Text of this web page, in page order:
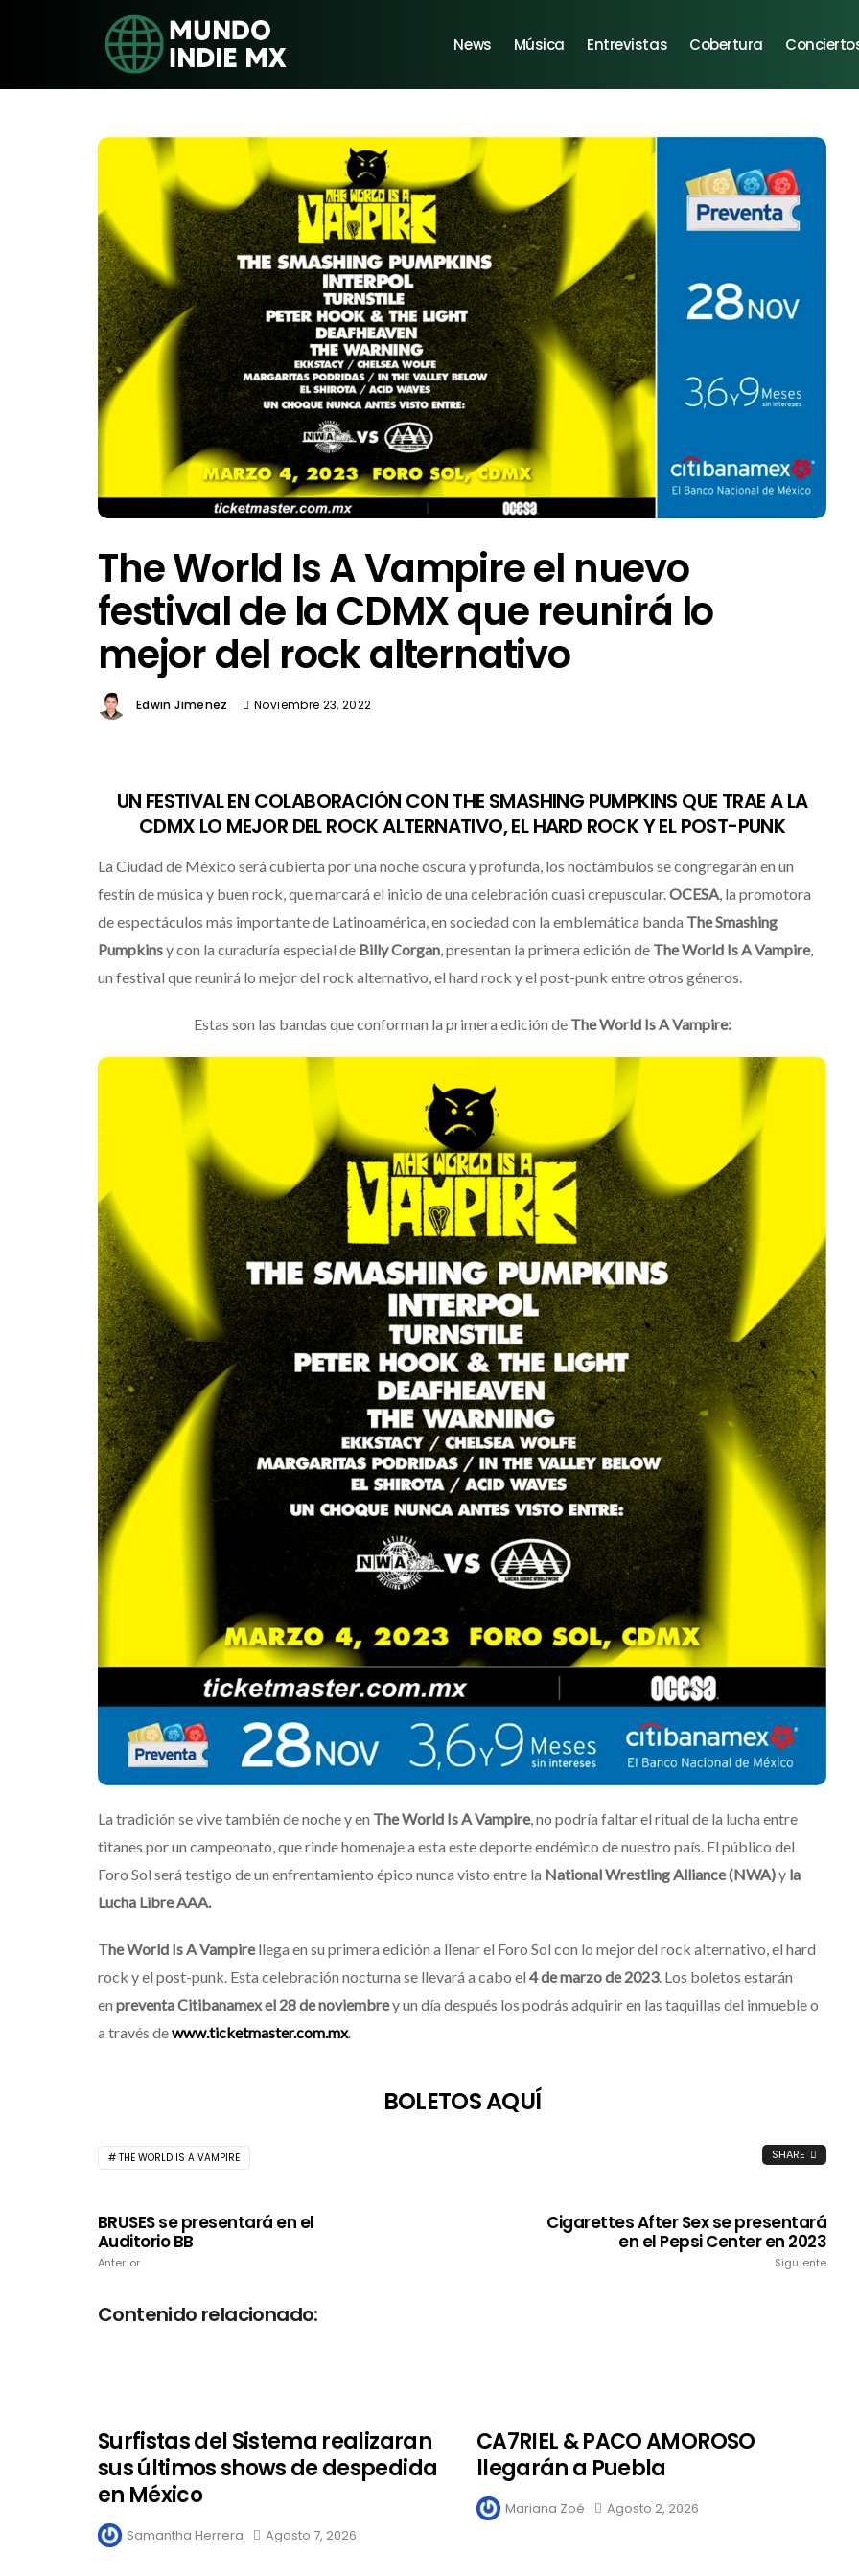
News Música Entrevistas Cobertura
The World Is A Vampire el nuevo
festival de la CDMX que reunirá lo
mejor del rock alternativo
Edwin Jimenez Noviembre 23, 2022
UN FESTIVAL EN COLABORACIÓN CON THE SMASHING PUMPKINS QUE TRAE A LA
CDMX LO MEJOR DEL ROCK ALTERNATIVO, EL HARD ROCK Y EL POST-PUNK
La Ciudad de México será cubierta por una noche oscura y profunda, los noctámbulos se congregarán en un
festín de música y buen rock, que marcará el inicio de una celebración cuasi crepuscular.OCESA, la promotora
de espectáculos más importante de Latinoamérica, en sociedad con la emblemática banda The Smashing
Pumpkinsy con la curaduría especial de Billy Corgan, presentan la primera edición de The World Is A Vampire,
un festival que reunirá lo mejor del rock alternativo, el hard rock y el post-punk entre otros géneros.
Estas son las bandas que conforman la primera edición de The World Is A Vampire:
La tradición se vive también de noche y en The World Is A Vampire, no podría faltar el ritual de la lucha entre
titanes por un campeonato, que rinde homenaje a esta este deporte endémico de nuestro país. El público del
Foro Sol será testigo de un enfrentamiento épico nunca visto entre la National Wrestling Alliance(NWA)y la
Lucha Libre AAA.
The World Is A Vampirellega en su primera edición a llenar el Foro Sol con lo mejor del rock alternativo, el hard
rock y el post-punk. Esta celebración nocturna se llevará a cabo el 4 de marzo de 2023. Los boletos estarán
en preventa Citibanamex el 28 de noviembrey un día después los podrás adquirir en las taquillas del inmueble o
a través dewww.ticketmaster.com.mx.
BOLETOS AQUÍ
THE WORLD IS A VAMPIRE SHARE
BRUSES se presentará en el
Auditorio BB
Anterior
Cigarettes After Sex se presentará
en el Pepsi Center en 2023
Siguiente
Contenido relacionado:
Surfistas del Sistema realizaran
sus últimos shows de despedida
en México
Samantha Herrera Agosto 7, 2026
CA7RIEL & PACO AMOROSO
llegarán a Puebla
Mariana Zoé Agosto 2, 2026
Destino Dos Equis 2026: La
gran celebración sonora
que transformará las
noches de Boca del Río y
Mérida
Edwin Jimenez Julio 13, 2026